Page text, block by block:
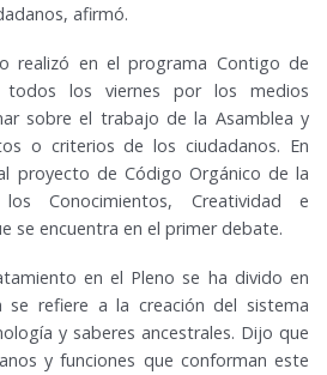
afirmó.
realizó en el programa Contigo de
los viernes por los medios
sobre el trabajo de la Asamblea y
o criterios de los ciudadanos. En
proyecto de Código Orgánico de la
Conocimientos, Creatividad e
se encuentra en el primer debate.
en el Pleno se ha divido en
se refiere a la creación del sistema
y saberes ancestrales. Dijo que
y funciones que conforman este